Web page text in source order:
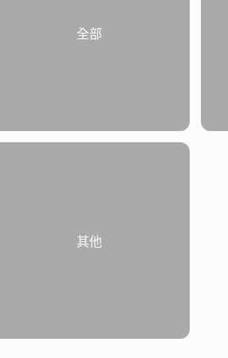
全部
其他